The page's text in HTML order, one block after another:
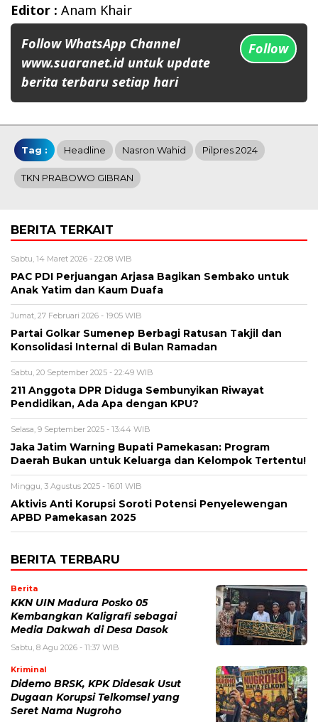
Editor : Anam Khair
Follow WhatsApp Channel
www.suaranet.id untuk update
berita terbaru setiap hari
Follow
Tag : Headline Nasron Wahid Pilpres 2024
TKN PRABOWO GIBRAN
BERITA TERKAIT
Sabtu, 14 Maret 2026 - 22:08 WIB
PAC PDI Perjuangan Arjasa Bagikan Sembako untuk
Anak Yatim dan Kaum Duafa
Jumat, 27 Februari 2026 - 19:05 WIB
Partai Golkar Sumenep Berbagi Ratusan Takjil dan
Konsolidasi Internal di Bulan Ramadan
Sabtu, 20 September 2025 - 22:49 WIB
211 Anggota DPR Diduga Sembunyikan Riwayat
Pendidikan, Ada Apa dengan KPU?
Selasa, 9 September 2025 - 13:44 WIB
Jaka Jatim Warning Bupati Pamekasan: Program
Daerah Bukan untuk Keluarga dan Kelompok Tertentu!
Minggu, 3 Agustus 2025 - 16:01 WIB
Aktivis Anti Korupsi Soroti Potensi Penyelewengan
APBD Pamekasan 2025
BERITA TERBARU
Berita
KKN UIN Madura Posko 05
Kembangkan Kaligrafi sebagai
Media Dakwah di Desa Dasok
Sabtu, 8 Agu 2026 - 11:37 WIB
Kriminal
Didemo BRSK, KPK Didesak Usut
Dugaan Korupsi Telkomsel yang
Seret Nama Nugroho